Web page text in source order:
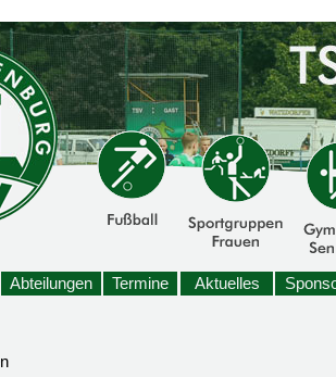
Abteilungen Termine Aktuelles